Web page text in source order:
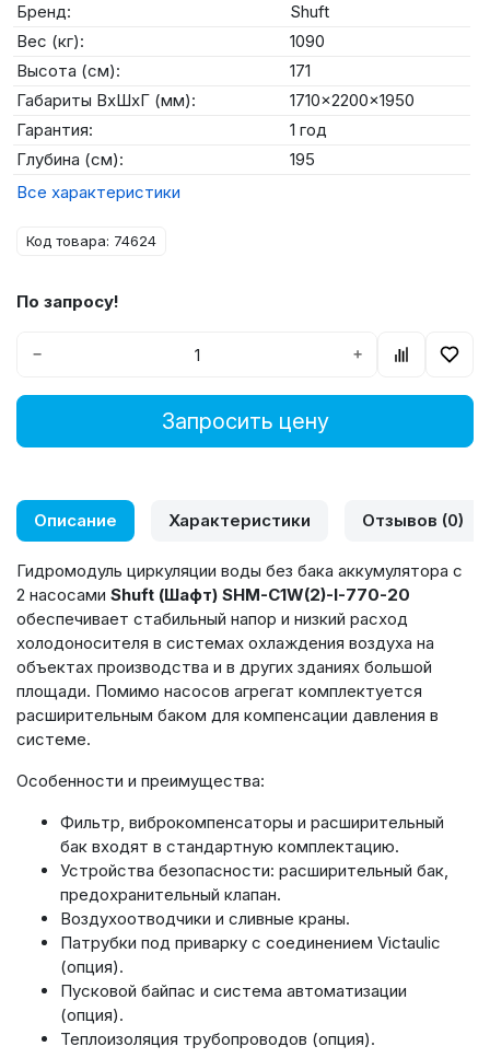
Бренд:
Shuft
Вес (кг):
1090
Высота (см):
171
Габариты ВхШхГ (мм):
1710x2200x1950
Гарантия:
1 год
Глубина (см):
195
Все характеристики
Код товара: 74624
По запросу!
− +
Запросить цену
Описание Характеристики Отзывов (0)
Гидромодуль циркуляции воды без бака аккумулятора с
2 насосами Shuft (Шафт) SHM-C1W(2)-I-770-20
обеспечивает стабильный напор и низкий расход
холодоносителя в системах охлаждения воздуха на
объектах производства и в других зданиях большой
площади. Помимо насосов агрегат комплектуется
расширительным баком для компенсации давления в
системе.
Особенности и преимущества:
Фильтр, виброкомпенсаторы и расширительный
бак входят в стандартную комплектацию.
Устройства безопасности: расширительный бак,
предохранительный клапан.
Воздухоотводчики и сливные краны.
Патрубки под приварку с соединением Victaulic
(опция).
Пусковой байпас и система автоматизации
(опция).
Теплоизоляция трубопроводов (опция).